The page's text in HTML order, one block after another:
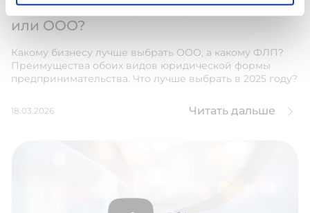
Что выбрать для регистрации, ФОП
или ООО?
Какому бизнесу лучше выбрать ООО, а какому ФЛП?
Преимущества обоих видов юридической формы
предпринимательства. Что лучше выбрать в 2025 году?
18.03.2026 Читать дальше